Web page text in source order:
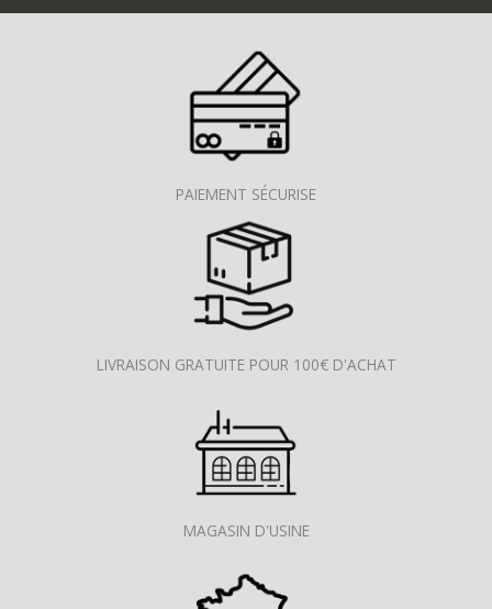
PAIEMENT SÉCURISE
LIVRAISON GRATUITE POUR 100€ D'ACHAT
MAGASIN D'USINE